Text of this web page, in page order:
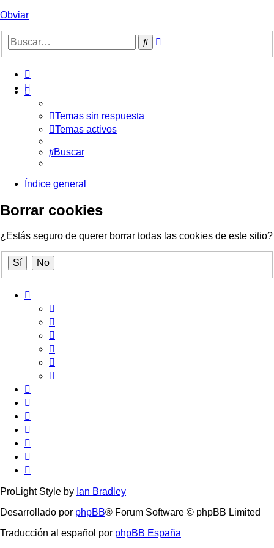
Obviar
Buscar
Temas sin respuesta
Temas activos
Buscar
Índice general
Borrar cookies
¿Estás seguro de querer borrar todas las cookies de este sitio?
ProLight Style by Ian Bradley
Desarrollado por phpBB® Forum Software © phpBB Limited
Traducción al español por phpBB España